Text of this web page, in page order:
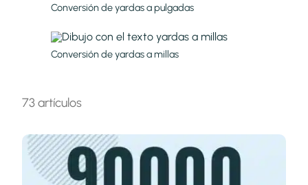
Conversión de yardas a pulgadas
Conversión de yardas a millas
73 artículos